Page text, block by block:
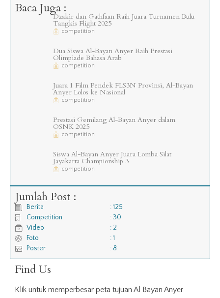
Baca Juga :
Dzakir dan Gathfaan Raih Juara Turnamen Bulu
Tangkis Flight 2025
competition
Dua Siswa Al-Bayan Anyer Raih Prestasi
Olimpiade Bahasa Arab
competition
Juara 1 Film Pendek FLS3N Provinsi, Al-Bayan
Anyer Lolos ke Nasional
competition
Prestasi Gemilang Al-Bayan Anyer dalam
OSNK 2025
competition
Siswa Al-Bayan Anyer Juara Lomba Silat
Jayakarta Championship 3
competition
Jumlah Post :
Berita
Competition
Video
Foto
Poster
:125
:30
: 2
:1
: 8
Find Us
Klik untuk memperbesar peta tujuan Al Bayan Anyer